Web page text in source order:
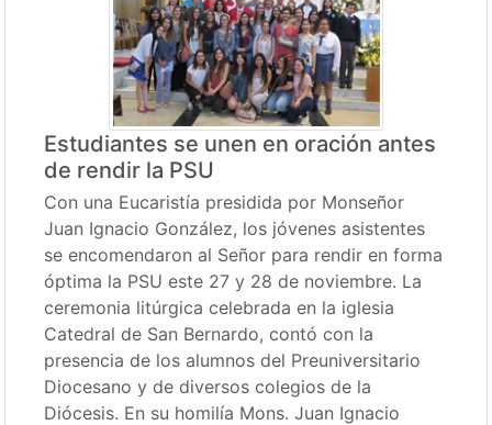
Estudiantes se unen en oración antes
de rendir la PSU
Con una Eucaristía presidida por Monseñor
Juan Ignacio González, los jóvenes asistentes
se encomendaron al Señor para rendir en forma
óptima la PSU este 27 y 28 de noviembre. La
ceremonia litúrgica celebrada en la iglesia
Catedral de San Bernardo, contó con la
presencia de los alumnos del Preuniversitario
Diocesano y de diversos colegios de la
Diócesis. En su homilía Mons. Juan Ignacio